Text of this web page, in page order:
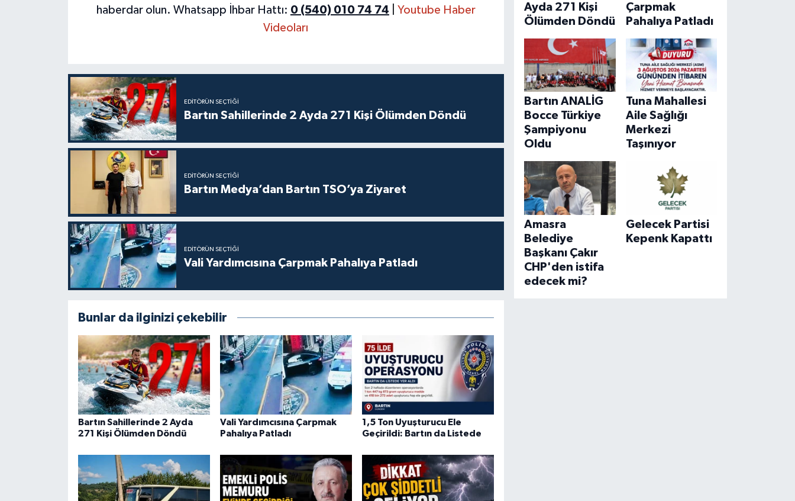
haberdar olun. Whatsapp İhbar Hattı: 0 (540) 010 74 74
Youtube Haber
Videoları
EDITÖRÜN SEÇTIĞI
Bartın Sahillerinde 2 Ayda 271 Kişi Ölümden Döndü
EDITÖRÜN SEÇTIĞI
Bartın Medya’dan Bartın TSO’ya Ziyaret
EDITÖRÜN SEÇTIĞI
Vali Yardımcısına Çarpmak Pahalıya Patladı
Bunlar da ilginizi çekebilir
Bartın Sahillerinde 2 Ayda
271 Kişi Ölümden Döndü
Vali Yardımcısına Çarpmak
Pahalıya Patladı
1,5 Ton Uyuşturucu Ele
Geçirildi: Bartın da Listede
Ayda 271 Kişi
Ölümden Döndü
Çarpmak
Pahalıya Patladı
Bartın ANALİG
Bocce Türkiye
Şampiyonu
Oldu
Tuna Mahallesi
Aile Sağlığı
Merkezi
Taşınıyor
Amasra
Belediye
Başkanı Çakır
CHP'den istifa
edecek mi?
Gelecek Partisi
Kepenk Kapattı